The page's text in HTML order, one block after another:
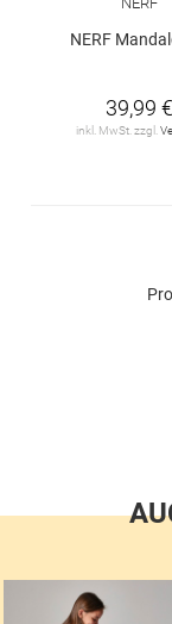
NERF
39,99 €
inkl. MwSt. zzgl.